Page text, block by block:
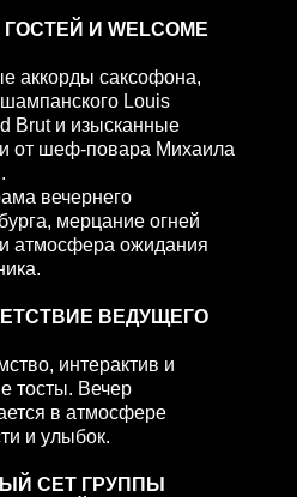
И WELCOME
аккорды саксофона,
Louis
Brut и изысканные
от шеф-повара Михаила
вечернего
мерцание огней
атмосфера ожидания
ВЕДУЩЕГО
интерактив и
тосты. Вечер
в атмосфере
и улыбок.
СЕТ ГРУППЫ